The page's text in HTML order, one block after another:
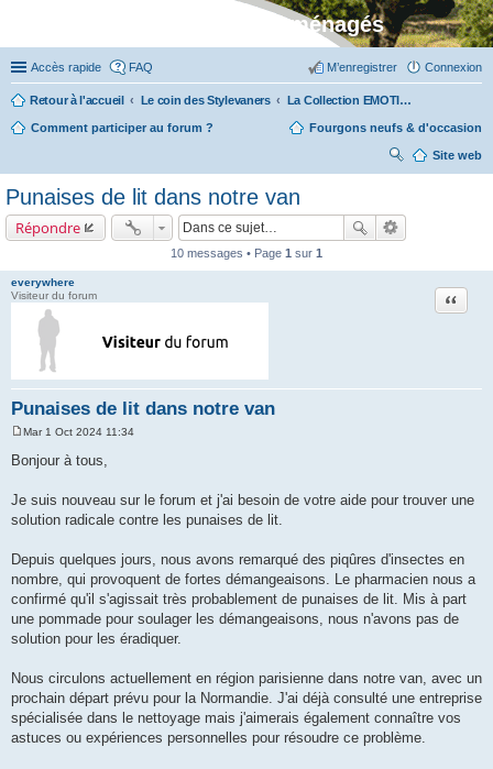
Stylevan - Vans aménagés
Accès rapide FAQ Connexion
M’enregistrer
Retour à l'accueil Le coin des Stylevaners La Collection EMOTION (fabriquée en Vendée chez Fleurette)
Comment participer au forum ? Fourgons neufs & d'occasion
Site web
ch
Punaises de lit dans notre van
Répondre
10 messages • Page 1 sur 1
everywhere
Visiteur du forum
Punaises de lit dans notre van
Citation
s
g
e
Mar 1 Oct 2024 11:34
Bonjour à tous,
Je suis nouveau sur le forum et j'ai besoin de votre aide pour trouver une
solution radicale contre les punaises de lit.
Depuis quelques jours, nous avons remarqué des piqûres d'insectes en
nombre, qui provoquent de fortes démangeaisons. Le pharmacien nous a
confirmé qu'il s'agissait très probablement de punaises de lit. Mis à part
une pommade pour soulager les démangeaisons, nous n'avons pas de
solution pour les éradiquer.
Nous circulons actuellement en région parisienne dans notre van, avec un
prochain départ prévu pour la Normandie. J'ai déjà consulté une entreprise
spécialisée dans le nettoyage mais j'aimerais également connaître vos
astuces ou expériences personnelles pour résoudre ce problème.